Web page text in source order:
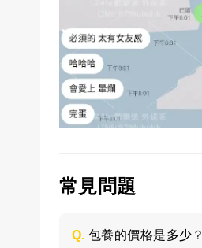
常見問題
Q. 包養的價格是多少？